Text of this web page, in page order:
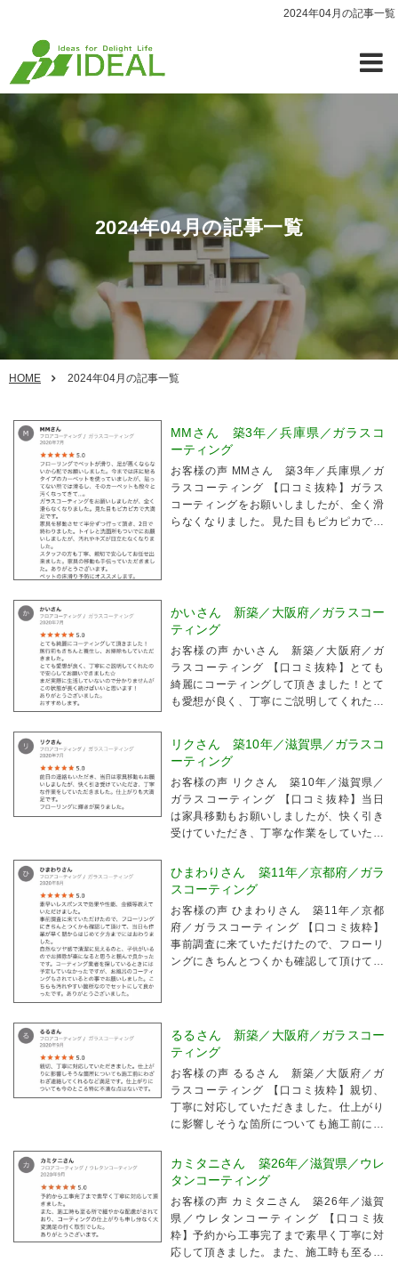
2024年04月の記事一覧
2024年04月の記事一覧
HOME 2024年04月の記事一覧
MMさん 築3年／兵庫県／ガラスコ
ーティング
お客様の声 MMさん 築3年／兵庫県／ガ
ラスコーティング 【口コミ抜粋】ガラス
コーティングをお願いしましたが、全く滑
らなくなりました。見た目もピカピカで大
かいさん 新築／大阪府／ガラスコー
ティング
お客様の声 かいさん 新築／大阪府／ガ
ラスコーティング 【口コミ抜粋】とても
綺麗にコーティングして頂きました！とて
も愛想が良く、丁寧にご説明してくれたの
リクさん 築10年／滋賀県／ガラスコ
ーティング
お客様の声 リクさん 築10年／滋賀県／
ガラスコーティング 【口コミ抜粋】当日
は家具移動もお願いしましたが、快く引き
受けていただき、丁寧な作業をしていただ
ひまわりさん 築11年／京都府／ガラ
スコーティング
お客様の声 ひまわりさん 築11年／京都
府／ガラスコーティング 【口コミ抜粋】
事前調査に来ていただけたので、フローリ
ングにきちんとつくかも確認して頂けて、
なると思うと...
るるさん 新築／大阪府／ガラスコー
ティング
お客様の声 るるさん 新築／大阪府／ガ
ラスコーティング 【口コミ抜粋】親切、
丁寧に対応していただきました。仕上がり
に影響しそうな箇所についても施工前にわ
カミタニさん 築26年／滋賀県／ウレ
タンコーティング
お客様の声 カミタニさん 築26年／滋賀
県／ウレタンコーティング 【口コミ抜
粋】予約から工事完了まで素早く丁寧に対
応して頂きました。また、施工時も至る所